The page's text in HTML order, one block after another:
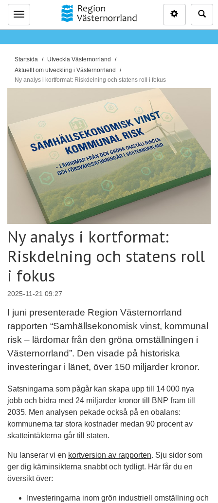
Meny
D
u
ä
ä
:
Startsida
Utveckla Västernorrland
Aktuellt om utveckling i Västernorrland
Ny analys i kortformat: Riskdelning och statens roll i fokus
Ny analys i kortformat:
Riskdelning och statens roll
i fokus
2025-11-21 09:27
I juni presenterade Region Västernorrland
rapporten “Samhällsekonomisk vinst, kommunal
risk – lärdomar från den gröna omställningen i
Västernorrland”. Den visade på historiska
investeringar i länet, över 150 miljarder kronor.
Satsningarna som pågår kan skapa upp till 14 000 nya
jobb och bidra med 24 miljarder kronor till BNP fram till
2035. Men analysen pekade också på en obalans:
kommunerna tar stora kostnader medan 90 procent av
skatteintäkterna går till staten.
Nu lanserar vi en kortversion av rapporten. Sju sidor som
ger dig kärninsikterna snabbt och tydligt. Här får du en
översikt över:
Investeringarna inom grön industriell omställning och